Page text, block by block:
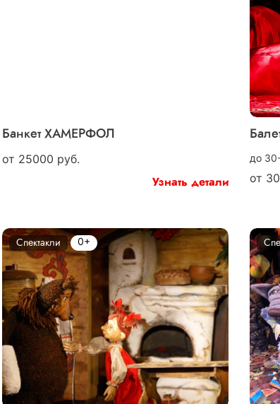
Банкет ХАМЕРФОЛ
от 25000 руб.
Узнать детали
до
от
Спектакли 0+